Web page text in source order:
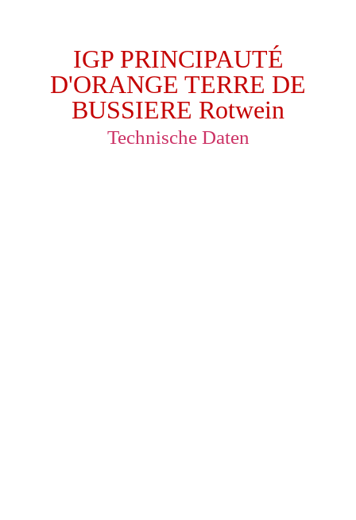
IGP PRINCIPAUTÉ
D'ORANGE TERRE DE
BUSSIERE Rotwein
Technische Daten